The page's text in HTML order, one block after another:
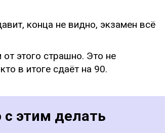
конца не видно, экзамен всё
этого страшно. Это не
в итоге сдаёт на 90.
этим делать